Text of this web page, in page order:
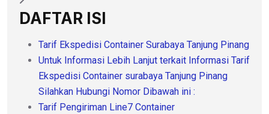
DAFTAR ISI
Tarif Ekspedisi Container Surabaya Tanjung Pinang
Untuk Informasi Lebih Lanjut terkait Informasi Tarif
Ekspedisi Container surabaya Tanjung Pinang
Silahkan Hubungi Nomor Dibawah ini :
Tarif Pengiriman Line7 Container